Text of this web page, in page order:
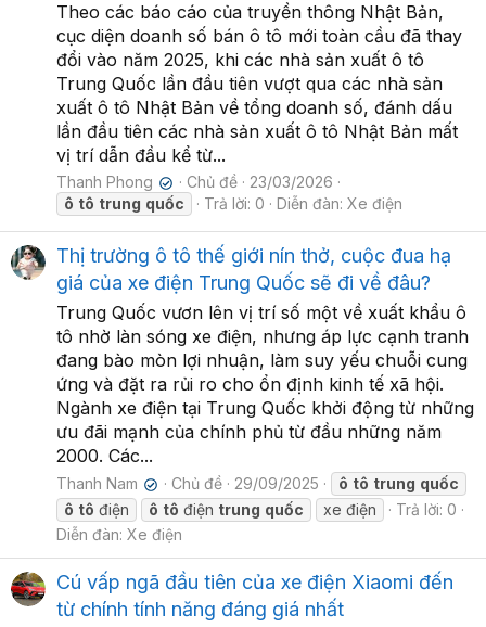
Theo các báo cáo của truyền thông Nhật Bản,
cục diện doanh số bán ô tô mới toàn cầu đã thay
đổi vào năm 2025, khi các nhà sản xuất ô tô
Trung Quốc lần đầu tiên vượt qua các nhà sản
xuất ô tô Nhật Bản về tổng doanh số, đánh dấu
lần đầu tiên các nhà sản xuất ô tô Nhật Bản mất
vị trí dẫn đầu kể từ...
Thanh Phong ✔ Chủ đề
23/03/2026
ô tô trung quốc Trả lời: 0 Diễn đàn: Xe điện
Thị trường ô tô thế giới nín thở, cuộc đua hạ
giá của xe điện Trung Quốc sẽ đi về đâu?
Trung Quốc vươn lên vị trí số một về xuất khẩu ô
tô nhờ làn sóng xe điện, nhưng áp lực cạnh tranh
đang bào mòn lợi nhuận, làm suy yếu chuỗi cung
ứng và đặt ra rủi ro cho ổn định kinh tế xã hội.
Ngành xe điện tại Trung Quốc khởi động từ những
ưu đãi mạnh của chính phủ từ đầu những năm
2000. Các...
Thanh Nam ✔ Chủ đề 29/09/2025 ô tô trung quốc
ô tô điện ô tô điện trung quốc xe điện
Trả lời: 0
Diễn đàn: Xe điện
Cú vấp ngã đầu tiên của xe điện Xiaomi đến
từ chính tính năng đáng giá nhất